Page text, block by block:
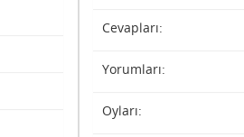
Cevapları:
Yorumları:
Oyları: